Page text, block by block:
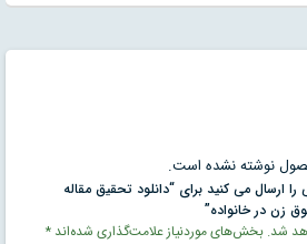
نوشته نشده است.
ارسال می کنید برای “دانلود تحقیق مقاله
زن در خانواده”
شد. بخش‌های موردنیاز علامت‌گذاری شده‌اند*